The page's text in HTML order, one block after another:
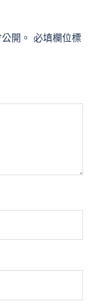
開。 必填欄位標